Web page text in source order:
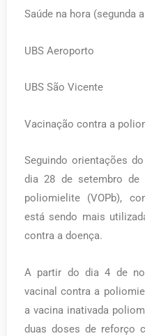
Saúde na hora (segunda
UBS Aeroporto
UBS São Vicente
Vacinação contra a
Seguindo orientações
dia 28 de setembro
poliomielite (VOPb),
está sendo mais
contra a doença.
A partir do dia 4 de
vacinal contra a
a vacina inativada
duas doses de reforço